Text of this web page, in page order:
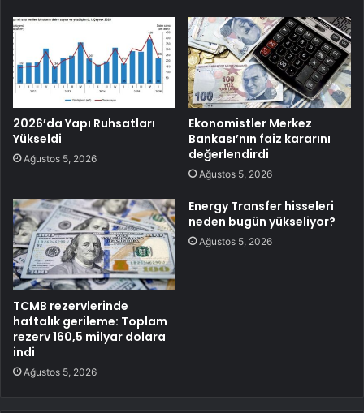
2026’da Yapı Ruhsatları
Yükseldi
Ağustos 5, 2026
Ekonomistler Merkez
Bankası’nın faiz kararını
değerlendirdi
Ağustos 5, 2026
TCMB rezervlerinde
haftalık gerileme: Toplam
rezerv 160,5 milyar dolara
indi
Ağustos 5, 2026
Energy Transfer hisseleri
neden bugün yükseliyor?
Ağustos 5, 2026